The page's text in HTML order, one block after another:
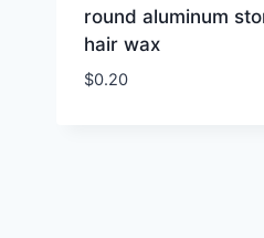
round aluminum
hair wax
$0.20